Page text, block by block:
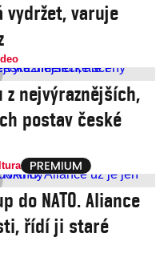
vydržet, varuje
z nejvýraznějších,
postav české
do NATO. Aliance
řídí ji staré